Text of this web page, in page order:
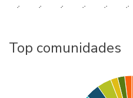
.. .. .. .. .. ..
Top comunidades